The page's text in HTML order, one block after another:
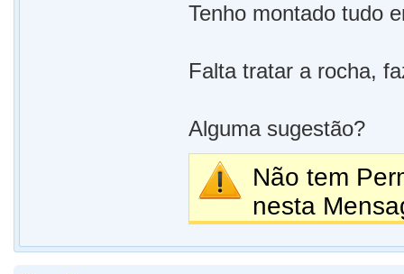
Tenho montado tudo
Falta tratar a rocha,
Alguma sugestão?
Não tem
nesta